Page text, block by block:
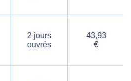
2 jours
ouvrés
43,93
€